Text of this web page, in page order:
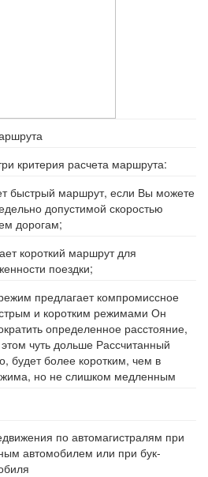
критерия расчета маршрута:
быстрый маршрут, если Вы можете
допустимой скоростью
дорогам;
короткий маршрут для
поездки;
предлагает компромиссное
и коротким режимами Он
определенное расстояние,
чуть дольше Рассчитанный
будет более коротким, чем в
но не слишком медленным
по автомагистралям при
автомобилем или при бук-